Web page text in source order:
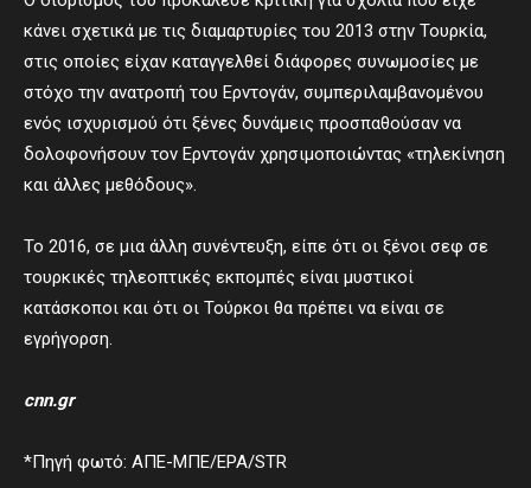
κάνει σχετικά με τις διαμαρτυρίες του 2013 στην Τουρκία,
στις οποίες είχαν καταγγελθεί διάφορες συνωμοσίες με
στόχο την ανατροπή του Ερντογάν, συμπεριλαμβανομένου
ενός ισχυρισμού ότι ξένες δυνάμεις προσπαθούσαν να
δολοφονήσουν τον Ερντογάν χρησιμοποιώντας «τηλεκίνηση
και άλλες μεθόδους».
Το 2016, σε μια άλλη συνέντευξη, είπε ότι οι ξένοι σεφ σε
τουρκικές τηλεοπτικές εκπομπές είναι μυστικοί
κατάσκοποι και ότι οι Τούρκοι θα πρέπει να είναι σε
εγρήγορση.
cnn.gr
*Πηγή φωτό: ΑΠΕ-ΜΠΕ/ΕΡΑ/STR